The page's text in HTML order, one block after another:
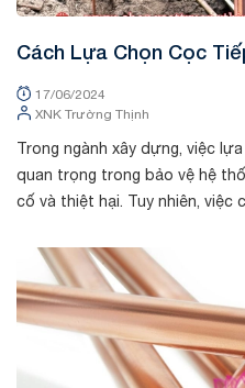
Cách Lựa Chọn Cọc
17/06/2024
XNK Trường Thịnh
Trong ngành xây dựng, việc
quan trọng trong bảo vệ hệ
cố và thiệt hại. Tuy nhiên, việc
Tin tức